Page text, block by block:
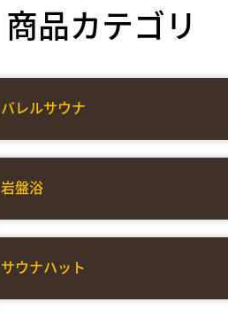
商品カテゴリ
バレルサウナ
岩盤浴
サウナハット